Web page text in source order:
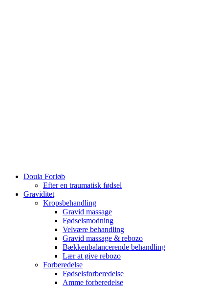
Doula Forløb
Efter en traumatisk fødsel
Graviditet
Kropsbehandling
Gravid massage
Fødselsmodning
Velvære behandling
Gravid massage & rebozo
Bækkenbalancerende behandling
Lær at give rebozo
Forberedelse
Fødselsforberedelse
Amme forberedelse